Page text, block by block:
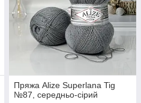
Пряжа Alize Superlana Tig
№87, середньо-сірий